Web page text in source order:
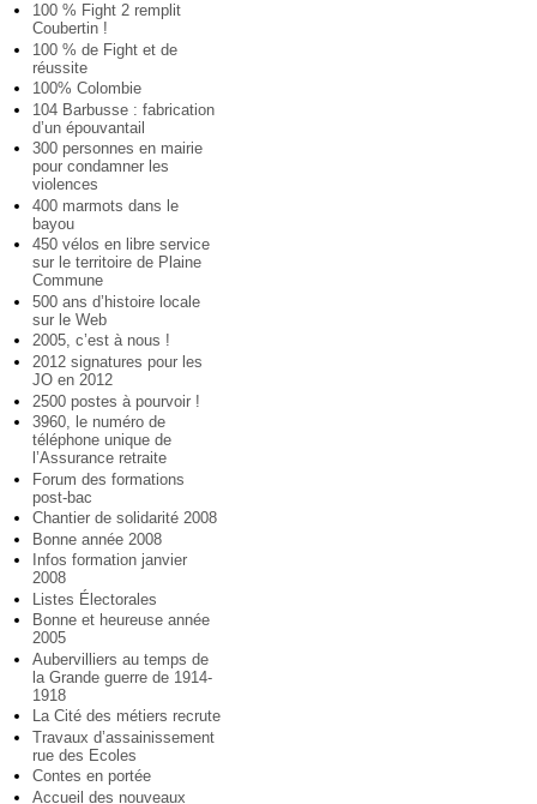
100 % Fight 2 remplit
Coubertin !
100 % de Fight et de
réussite
100% Colombie
104 Barbusse : fabrication
d’un épouvantail
300 personnes en mairie
pour condamner les
violences
400 marmots dans le
bayou
450 vélos en libre service
sur le territoire de Plaine
Commune
500 ans d’histoire locale
sur le Web
2005, c’est à nous !
2012 signatures pour les
JO en 2012
2500 postes à pourvoir !
3960, le numéro de
téléphone unique de
l’Assurance retraite
Forum des formations
post-bac
Chantier de solidarité 2008
Bonne année 2008
Infos formation janvier
2008
Listes Électorales
Bonne et heureuse année
2005
Aubervilliers au temps de
la Grande guerre de 1914-
1918
La Cité des métiers recrute
Travaux d’assainissement
rue des Ecoles
Contes en portée
Accueil des nouveaux